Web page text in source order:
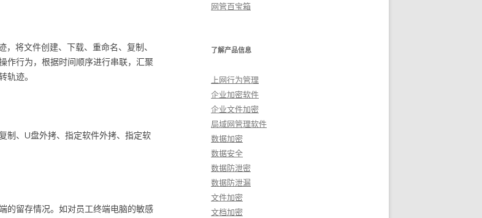
将文件创建、下载、重命名、复制、
作行为，根据时间顺序进行串联，汇聚
轨迹。
制、U盘外拷、指定软件外拷、指定软
的留存情况。如对员工终端电脑的敏感
网管百宝箱
了解产品信息
上网行为管理
企业加密软件
企业文件加密
局域网管理软件
数据加密
数据安全
数据防泄密
数据防泄漏
文件加密
文档加密